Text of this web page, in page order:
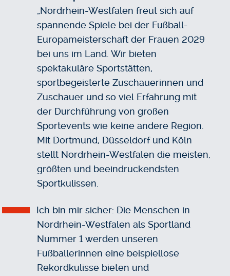
„Nordrhein-Westfalen freut sich auf
spannende Spiele bei der Fußball-
Europameisterschaft der Frauen 2029
bei uns im Land. Wir bieten
spektakuläre Sportstätten,
sportbegeisterte Zuschauerinnen und
Zuschauer und so viel Erfahrung mit
der Durchführung von großen
Sportevents wie keine andere Region.
Mit Dortmund, Düsseldorf und Köln
stellt Nordrhein-Westfalen die meisten,
größten und beeindruckendsten
Sportkulissen.
Ich bin mir sicher: Die Menschen in
Nordrhein-Westfalen als Sportland
Nummer 1 werden unseren
Fußballerinnen eine beispiellose
Rekordkulisse bieten und